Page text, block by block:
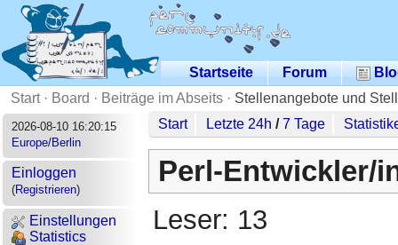
Startseite Forum
Start· Board · Beiträge im Abseits · Stellenangebote und
2026-08-10 16:20:15
Europe/Berlin
Einloggen
(Registrieren)
Einstellungen
Statistics
Start Letzte 24h /7 Tage
Perl-Entwickler/
Leser: 13